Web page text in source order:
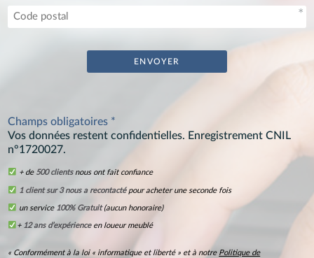
Champs obligatoires *
Vos données restent confidentielles. Enregistrement CNIL
n°1720027.
+ de 500 clientsnous ont fait confiance
1 client sur 3 nous a recontactépour acheter une seconde fois
un service 100% Gratuit(aucun honoraire)
+12 ans d’expérienceen loueur meublé
« Conformément à la loi « informatique et liberté » et à notre Politique de